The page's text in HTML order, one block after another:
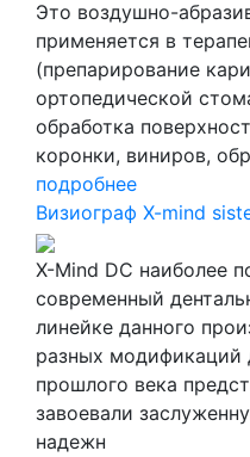
Это воздушно-
применяется в
(препарирование
ортопедической
обработка
коронки, виниров,
подробнее
Визиограф X-mind
X-Mind DC наиболее
современный
линейке данного
разных модификаций
прошлого века
завоевали
надежн